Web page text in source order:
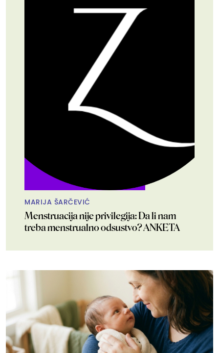
MARIJA ŠARČEVIĆ
Menstruacija nije privilegija: Da li nam
treba menstrualno odsustvo? ANKETA